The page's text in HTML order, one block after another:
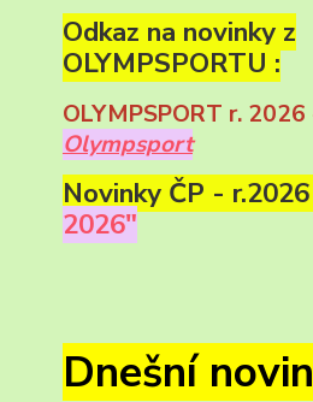
Odkaz na novinky z
OLYMPSPORTU :
OLYMPSPORT r. 2026
Olympsport
Novinky ČP - r.2026
2026"
Dnešní